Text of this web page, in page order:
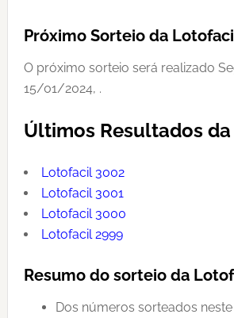
Próximo Sorteio da
O próximo sorteio será realizado
15/01/2024, .
Últimos Resultados
Lotofacil 3002
Lotofacil 3001
Lotofacil 3000
Lotofacil 2999
Resumo do sorteio da
Dos números sorteados